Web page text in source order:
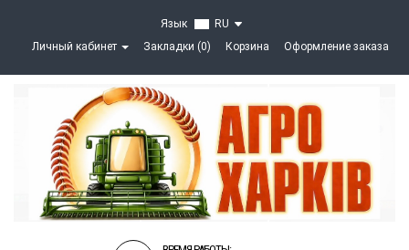
Язык
RU
Личный кабинет
Закладки (0) Корзина Оформление заказа